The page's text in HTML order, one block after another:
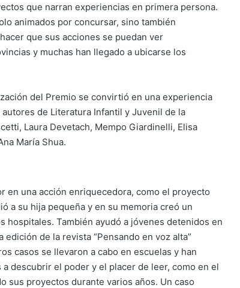
que narran experiencias en primera persona.
animados por concursar, sino también
que sus acciones se puedan ver
y muchas han llegado a ubicarse los
del Premio se convirtió en una experiencia
de Literatura Infantil y Juvenil de la
Laura Devetach, Mempo Giardinelli, Elisa
María Shua.
en una acción enriquecedora, como el proyecto
a su hija pequeña y en su memoria creó un
También ayudó a jóvenes detenidos en
de la revista “Pensando en voz alta”
casos se llevaron a cabo en escuelas y han
descubrir el poder y el placer de leer, como en el
sus proyectos durante varios años. Un caso